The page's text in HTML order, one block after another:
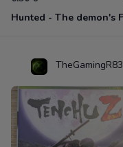
TheGamingR83